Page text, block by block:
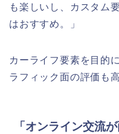
も楽しいし、カスタム
はおすすめ。」
カーライフ要素を目的
ラフィック面の評価も
「オンライン交流が